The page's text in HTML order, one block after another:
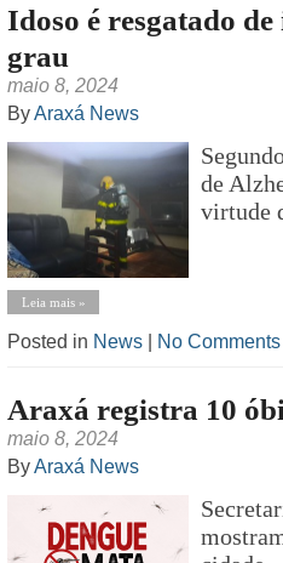
Idoso é resgatado
grau
maio 8, 2024
ByAraxá News
de
virtude
Leia mais »
Posted in News No
Araxá registra 10
maio 8, 2024
ByAraxá News